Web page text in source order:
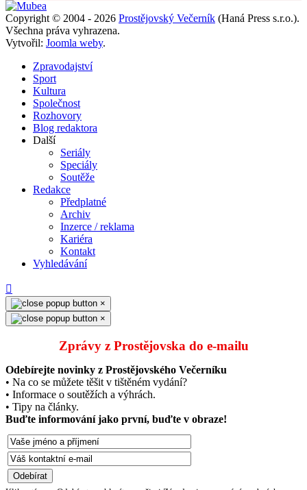
Copyright © 2004 - 2026 Prostějovský Večerník (Haná Press s.r.o.).
Všechna práva vyhrazena.
Vytvořil: Joomla weby.
Zpravodajství
Sport
Kultura
Společnost
Rozhovory
Blog redaktora
Další
Seriály
Speciály
Soutěže
Redakce
Předplatné
Archiv
Inzerce / reklama
Kariéra
Kontakt
Vyhledávání
×
×
Zprávy z Prostějovska do e‑mailu
Odebírejte novinky z Prostějovského Večerníku
• Na co se můžete těšit v tištěném vydání?
• Informace o soutěžích a výhrách.
• Tipy na články.
Buďte informování jako první, buďte v obraze!